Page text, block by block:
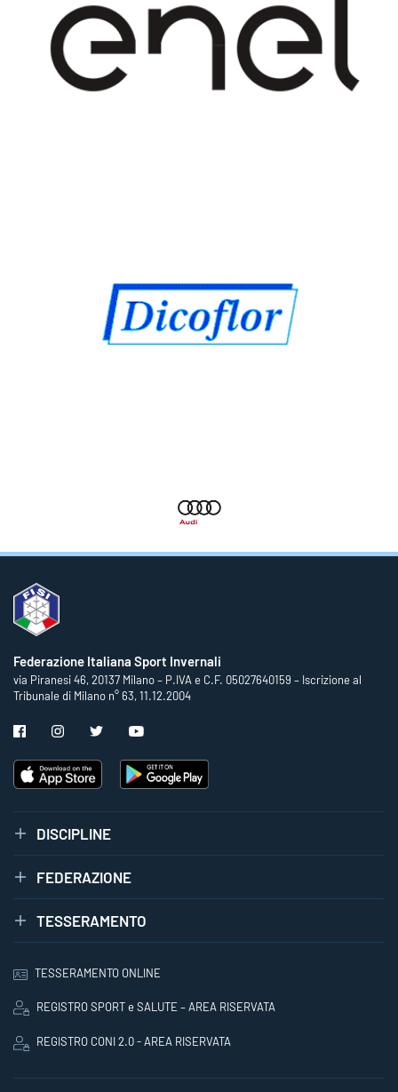
Federazione Italiana Sport Invernali
via Piranesi 46, 20137 Milano – P.IVA e C.F. 05027640159 – Iscrizione al
Tribunale di Milano n° 63, 11.12.2004
DISCIPLINE
FEDERAZIONE
TESSERAMENTO
TESSERAMENTO ONLINE
REGISTRO SPORT e SALUTE – AREA RISERVATA
REGISTRO CONI 2.0 - AREA RISERVATA